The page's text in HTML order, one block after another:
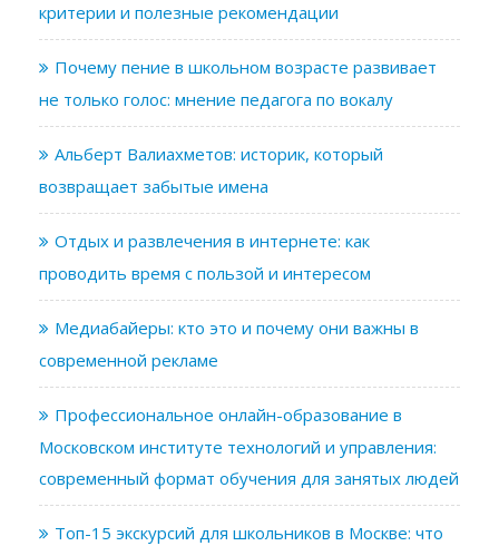
критерии и полезные рекомендации
Почему пение в школьном возрасте развивает
не только голос: мнение педагога по вокалу
Альберт Валиахметов: историк, который
возвращает забытые имена
Отдых и развлечения в интернете: как
проводить время с пользой и интересом
Медиабайеры: кто это и почему они важны в
современной рекламе
Профессиональное онлайн-образование в
Московском институте технологий и управления:
современный формат обучения для занятых людей
Топ-15 экскурсий для школьников в Москве: что